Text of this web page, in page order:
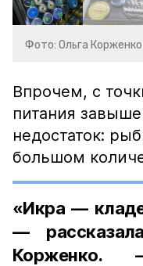
Фото: Ольга Корженко
Впрочем, с
питания
недостаток:
большом
«Икра —
—